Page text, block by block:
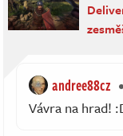
andree88cz
Vávra na hrad!